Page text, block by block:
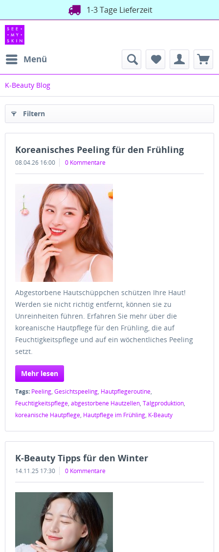
1-3 Tage Lieferzeit
Menü
K-Beauty Blog
Filtern
Koreanisches Peeling für den Frühling
08.04.26 16:00 0 Kommentare
Abgestorbene Hautschüppchen schützen Ihre Haut!
Werden sie nicht richtig entfernt, können sie zu
Unreinheiten führen. Erfahren Sie mehr über die
koreanische Hautpflege für den Frühling, die auf
Feuchtigkeitspflege und auf ein wöchentliches Peeling
setzt.
Mehr lesen
Tags: Peeling, Gesichtspeeling, Hautpflegeroutine,
Feuchtigkeitspflege, abgestorbene Hautzellen, Talgproduktion,
koreanische Hautpflege, Hautpflege im Frühling, K-Beauty
K-Beauty Tipps für den Winter
14.11.25 17:30 0 Kommentare